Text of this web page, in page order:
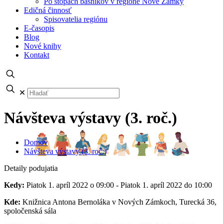
Edičná činnosť
Spisovatelia regiónu
E-časopis
Blog
Nové knihy
Kontakt
✕
Návšteva výstavy (3. roč.)
Domov
Návšteva výstavy (3. roč.)
Detaily podujatia
Kedy: Piatok 1. apríl 2022 o 09:00 - Piatok 1. apríl 2022 do 10:00
Kde: Knižnica Antona Bernoláka v Nových Zámkoch, Turecká 36,
spoločenská sála